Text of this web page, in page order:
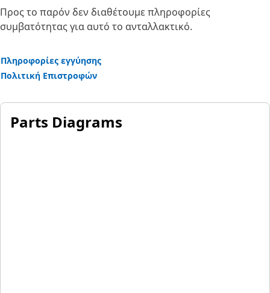
Προς το παρόν δεν διαθέτουμε πληροφορίες
συμβατότητας για αυτό το ανταλλακτικό.
Πληροφορίες εγγύησης
Πολιτική Επιστροφών
Parts Diagrams